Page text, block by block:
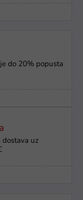
do 20% popusta
dostava uz